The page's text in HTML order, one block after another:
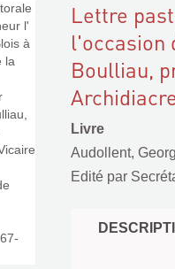
Lettre
l'occasion
Boulliau,
Livre
Audollent,
Edité par